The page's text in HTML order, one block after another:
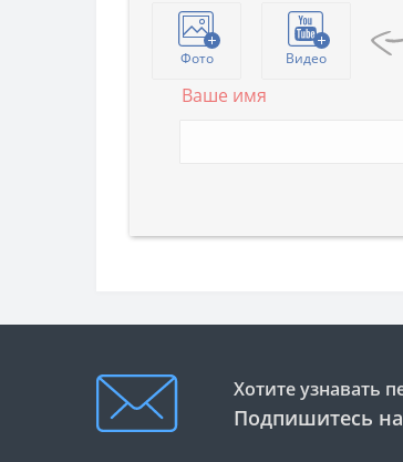
Фото Видео
Ваше имя
Хотите узнавать
Подпишитесь